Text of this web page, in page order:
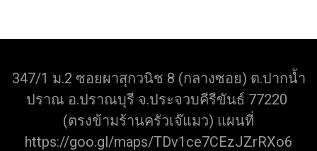
347/1 ม.2 ซอยผาสุกวนิช 8 (กลางซอย) ต.ปากน้ำ
ปราณ อ.ปราณบุรี จ.ประจวบคีรีขันธ์ 77220
(ตรงข้ามร้านครัวเจ๊แมว) แผนที่
https://goo.gl/maps/TDv1ce7CEzJZrRXo6